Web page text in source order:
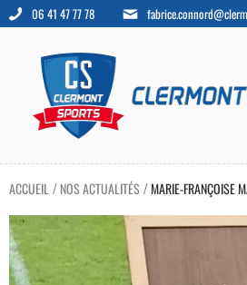
06 41 47 77 78
ACCUEIL / NOS ACTUALITÉS/MARIE-FRANÇOISE